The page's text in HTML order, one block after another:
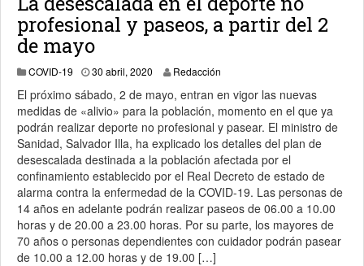
profesional y paseos, a partir del 2
de mayo
COVID-19 30 abril, 2020 30 abril, 2020
Redacción
El próximo sábado, 2 de mayo, entran en vigor las nuevas
medidas de «alivio» para la población, momento en el que ya
podrán realizar deporte no profesional y pasear. El ministro de
Sanidad, Salvador Illa, ha explicado los detalles del plan de
desescalada destinada a la población afectada por el
confinamiento establecido por el Real Decreto de estado de
alarma contra la enfermedad de la COVID-19. Las personas de
14 años en adelante podrán realizar paseos de 06.00 a 10.00
horas y de 20.00 a 23.00 horas. Por su parte, los mayores de
70 años o personas dependientes con cuidador podrán pasear
de 10.00 a 12.00 horas y de 19.00 […]